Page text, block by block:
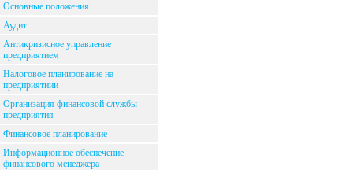
Основные положения
Аудит
Антикризисное управление
предприятием
Налоговое планирование на
предприятиии
Организация финансовой службы
предприятия
Финансовое планирование
Информационное обеспечение
финансового менеджера